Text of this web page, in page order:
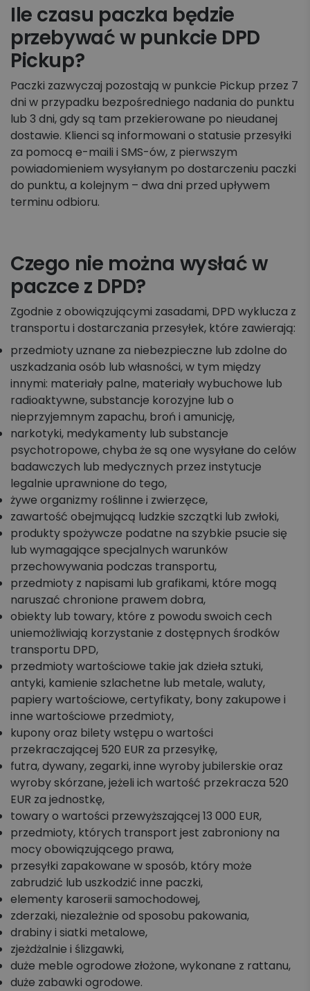
Ile czasu paczka będzie
przebywać w punkcie DPD
Pickup?
Paczki zazwyczaj pozostają w punkcie Pickup przez 7
dni w przypadku bezpośredniego nadania do punktu
lub 3 dni, gdy są tam przekierowane po nieudanej
dostawie. Klienci są informowani o statusie przesyłki
za pomocą e-maili i SMS-ów, z pierwszym
powiadomieniem wysyłanym po dostarczeniu paczki
do punktu, a kolejnym – dwa dni przed upływem
terminu odbioru.
Czego nie można wysłać w
paczce z DPD?
Zgodnie z obowiązującymi zasadami, DPD wyklucza z
transportu i dostarczania przesyłek, które zawierają:
przedmioty uznane za niebezpieczne lub zdolne do
uszkadzania osób lub własności, w tym między
innymi: materiały palne, materiały wybuchowe lub
radioaktywne, substancje korozyjne lub o
nieprzyjemnym zapachu, broń i amunicję,
narkotyki, medykamenty lub substancje
psychotropowe, chyba że są one wysyłane do celów
badawczych lub medycznych przez instytucje
legalnie uprawnione do tego,
żywe organizmy roślinne i zwierzęce,
zawartość obejmującą ludzkie szczątki lub zwłoki,
produkty spożywcze podatne na szybkie psucie się
lub wymagające specjalnych warunków
przechowywania podczas transportu,
przedmioty z napisami lub grafikami, które mogą
naruszać chronione prawem dobra,
obiekty lub towary, które z powodu swoich cech
uniemożliwiają korzystanie z dostępnych środków
transportu DPD,
przedmioty wartościowe takie jak dzieła sztuki,
antyki, kamienie szlachetne lub metale, waluty,
papiery wartościowe, certyfikaty, bony zakupowe i
inne wartościowe przedmioty,
kupony oraz bilety wstępu o wartości
przekraczającej 520 EUR za przesyłkę,
futra, dywany, zegarki, inne wyroby jubilerskie oraz
wyroby skórzane, jeżeli ich wartość przekracza 520
EUR za jednostkę,
towary o wartości przewyższającej 13 000 EUR,
przedmioty, których transport jest zabroniony na
mocy obowiązującego prawa,
przesyłki zapakowane w sposób, który może
zabrudzić lub uszkodzić inne paczki,
elementy karoserii samochodowej,
zderzaki, niezależnie od sposobu pakowania,
drabiny i siatki metalowe,
zjeżdżalnie i ślizgawki,
duże meble ogrodowe złożone, wykonane z rattanu,
duże zabawki ogrodowe.